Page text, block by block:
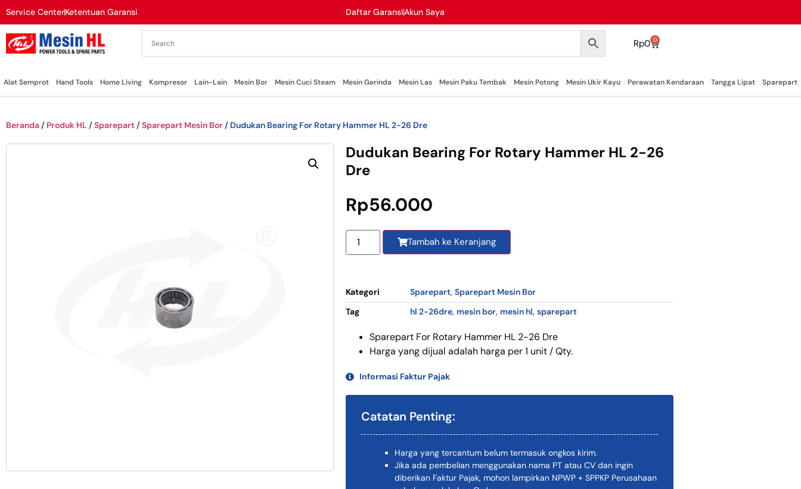
Service CenterKetentuan Garansi Daftar GaransiAkun Saya
Rp0 0
Alat Semprot Hand Tools Home Living Kompresor Lain-Lain Mesin Bor Mesin Cuci Steam Mesin Gerinda Mesin Las Mesin Paku Tembak Mesin Potong Mesin Ukir Kayu Perawatan Kendaraan Tangga Lipat Sparepart
Beranda / Produk HL /Sparepart /Sparepart Mesin Bor / Dudukan Bearing For Rotary Hammer HL 2-26 Dre
Dudukan Bearing For Rotary Hammer HL 2-26
Dre
Rp56.000
Tambah ke Keranjang
Kategori Sparepart, Sparepart Mesin Bor
Tag
hl 2-26dre, mesin bor, mesin hl, sparepart
Sparepart For Rotary Hammer HL 2-26 Dre
Harga yang dijual adalah harga per 1 unit / Qty.
Informasi Faktur Pajak
Catatan Penting:
Harga yang tercantum belum termasuk ongkos kirim.
Jika ada pembelian menggunakan nama PT atau CV dan ingin
diberikan Faktur Pajak, mohon lampirkan NPWP + SPPKP Perusahaan